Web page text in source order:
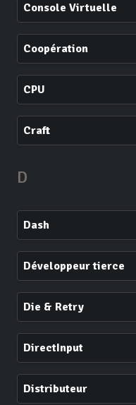
Console Virtuelle
Coopération
CPU
Craft
D
Dash
Développeur tierce
Die & Retry
DirectInput
Distributeur